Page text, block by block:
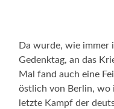
Da wurde, wie immer
Gedenktag, an das
Mal fand auch eine
östlich von Berlin, wo
letzte Kampf der